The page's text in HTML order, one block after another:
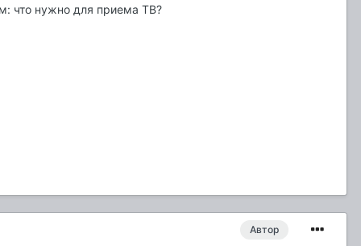
что нужно для приема ТВ?
Автор